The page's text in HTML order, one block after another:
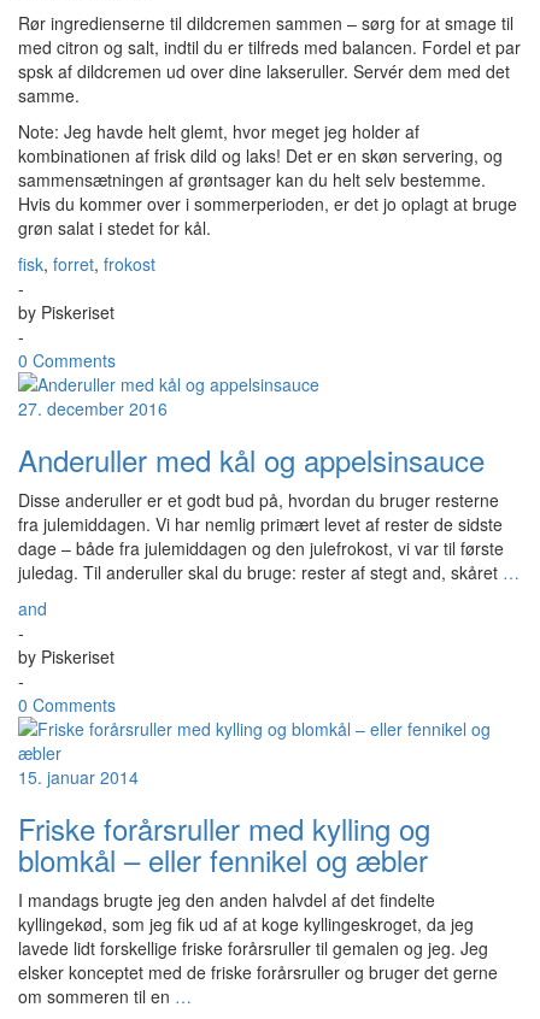
Rør ingredienserne til dildcremen sammen – sørg for at smage til
med citron og salt, indtil du er tilfreds med balancen. Fordel et par
spsk af dildcremen ud over dine lakseruller. Servér dem med det
samme.
Note: Jeg havde helt glemt, hvor meget jeg holder af
kombinationen af frisk dild og laks! Det er en skøn servering, og
sammensætningen af grøntsager kan du helt selv bestemme.
Hvis du kommer over i sommerperioden, er det jo oplagt at bruge
grøn salat i stedet for kål.
fisk, forret, frokost
-
by Piskeriset
-
0 Comments
27. december 2016
Anderuller med kål og appelsinsauce
Disse anderuller er et godt bud på, hvordan du bruger resterne
fra julemiddagen. Vi har nemlig primært levet af rester de sidste
dage – både fra julemiddagen og den julefrokost, vi var til første
juledag. Til anderuller skal du bruge: rester af stegt and, skåret …
and
-
by Piskeriset
-
0 Comments
15. januar 2014
Friske forårsruller med kylling og
blomkål – eller fennikel og æbler
I mandags brugte jeg den anden halvdel af det findelte
kyllingekød, som jeg fik ud af at koge kyllingeskroget, da jeg
lavede lidt forskellige friske forårsruller til gemalen og jeg. Jeg
elsker konceptet med de friske forårsruller og bruger det gerne
om sommeren til en …